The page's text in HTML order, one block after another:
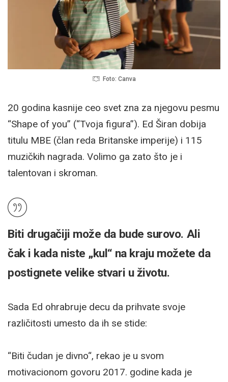
Foto: Canva
20 godina kasnije ceo svet zna za njegovu pesmu
“Shape of you” (“Tvoja figura”). Ed Širan dobija
titulu MBE (član reda Britanske imperije) i 115
muzičkih nagrada. Volimo ga zato što je i
talentovan i skroman.
Biti drugačiji može da bude surovo. Ali
čak i kada niste „kul“ na kraju možete da
postignete velike stvari u životu.
Sada Ed ohrabruje decu da prihvate svoje
različitosti umesto da ih se stide:
“Biti čudan je divno“, rekao je u svom
motivacionom govoru 2017. godine kada je